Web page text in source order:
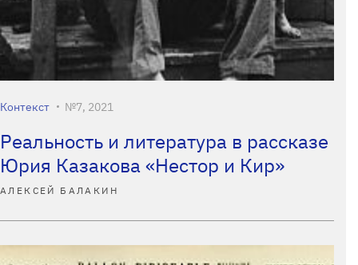
Контекст №7, 2021
Реальность и литература в рассказе
Юрия Казакова «Нестор и Кир»
АЛЕКСЕЙ БАЛАКИН